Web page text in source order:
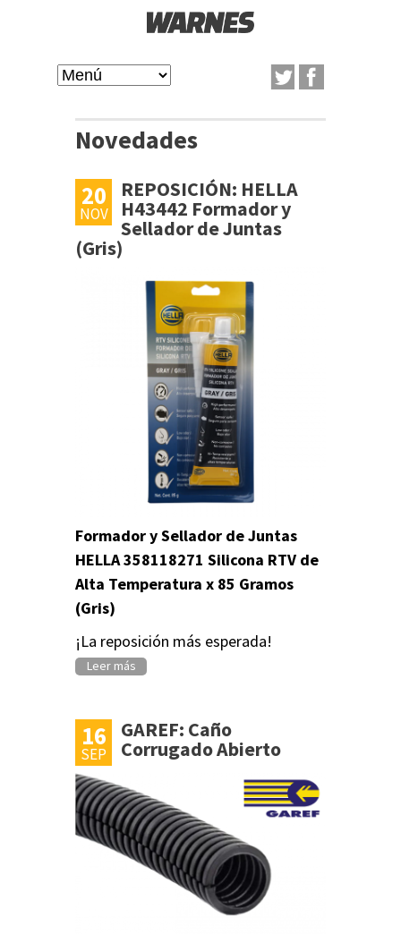
contenido
W
m
Novedades
20
NOV
REPOSICIÓN: HELLA
H43442 Formador y
Sellador de Juntas
(Gris)
Formador y Sellador de Juntas
HELLA 358118271 Silicona RTV de
Alta Temperatura x 85 Gramos
(Gris)
¡La reposición más esperada!
Leer más
16
SEP
GAREF: Caño
Corrugado Abierto
P
á